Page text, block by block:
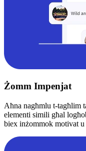
Żomm Impenjat
Aħna nagħmlu t-tagħlim
elementi simili għal
biex inżommok motivat u